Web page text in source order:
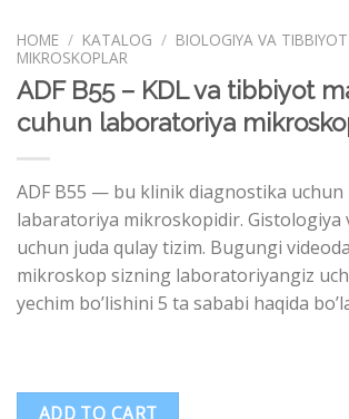
HOME / KATALOG / BIOLOGIYA VA
MIKROSKOPLAR
ADF B55 – KDL va tibbiyot
cuhun laboratoriya
ADF B55 — bu klinik diagnostika uchun
labaratoriya mikroskopidir. Gistologiya
uchun juda qulay tizim. Bugungi
mikroskop sizning laboratoriyangiz
yechim bo’lishini 5 ta sababi haqida
ADD TO CART